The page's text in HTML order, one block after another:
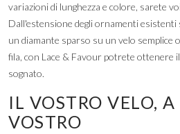
variazioni di lunghezza e colore, sarete
Dall'estensione degli ornamenti esistenti
un diamante sparso su un velo semplice
fila, con Lace & Favour potrete ottenere
sognato.
IL VOSTRO VELO,
VOSTRO